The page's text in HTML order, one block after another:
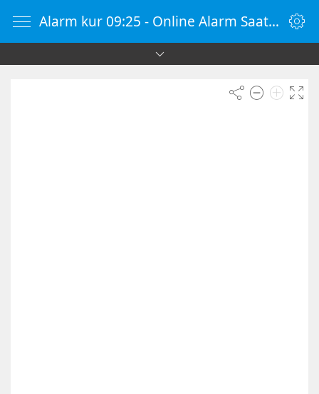
Alarm kur 09:25 - Online Alarm Saati - Alarm Kur